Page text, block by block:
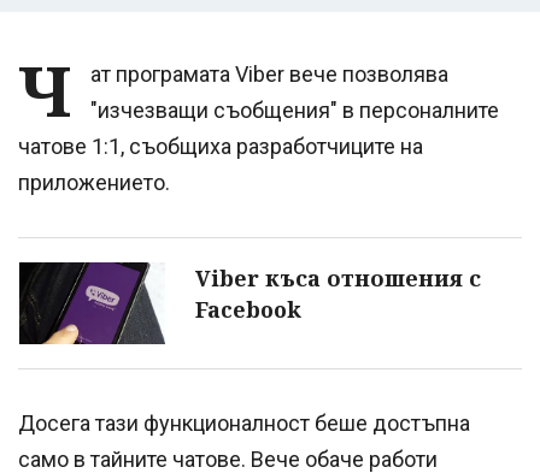
Ч
ат програмата Viber вече позволява
"изчезващи съобщения" в персоналните
чатове 1:1, съобщиха разработчиците на
приложението.
Viber къса отношения с
Facebook
Досега тази функционалност беше достъпна
само в тайните чатове. Вече обаче работи